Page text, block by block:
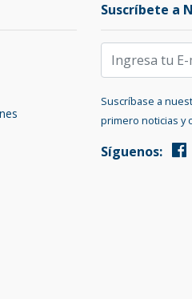
Suscríbete a
Suscríbase a
primero noticias y
Síguenos: